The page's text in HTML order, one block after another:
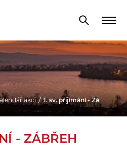
akcí 1. sv. přijímání - Zábřeh
- ZÁBŘEH